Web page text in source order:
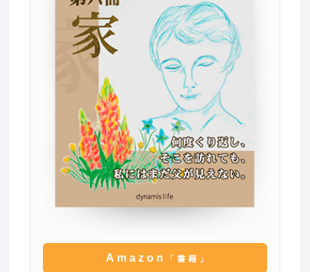
Amazon 「書籍」